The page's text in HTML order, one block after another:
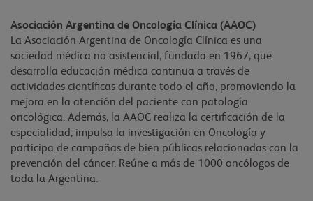
Asociación Argentina de Oncología Clínica (AAOC)
La Asociación Argentina de Oncología Clínica es una
sociedad médica no asistencial, fundada en 1967, que
desarrolla educación médica continua a través de
actividades científicas durante todo el año, promoviendo la
mejora en la atención del paciente con patología
oncológica. Además, la AAOC realiza la certificación de la
especialidad, impulsa la investigación en Oncología y
participa de campañas de bien públicas relacionadas con la
prevención del cáncer. Reúne a más de 1000 oncólogos de
toda la Argentina.